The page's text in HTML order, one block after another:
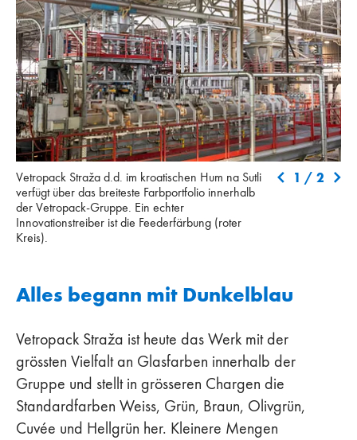
Vetropack Straža d.d. im kroatischen Hum na Sutli verfügt über
das breiteste Farbportfolio innerhalb der Vetropack-Gruppe. Ein
echter Innovationstreiber ist die Feederfärbung (roter Kreis).
Vetropack Straža d.d. im kroatischen Hum na Sutli
verfügt über das breiteste Farbportfolio innerhalb
der Vetropack-Gruppe. Ein echter
Innovationstreiber ist die Feederfärbung (roter
Kreis).
1 / 2
Alles begann mit Dunkelblau
Vetropack Straža ist heute das Werk mit der
grössten Vielfalt an Glasfarben innerhalb der
Gruppe und stellt in grösseren Chargen die
Standardfarben Weiss, Grün, Braun, Olivgrün,
Cuvée und Hellgrün her. Kleinere Mengen